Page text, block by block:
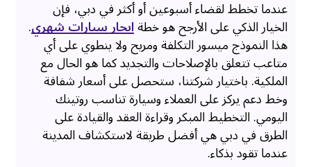
عندما تخطط لقضاء أسبوعين أو أكثر في دبي، فإن
الخيار الذكي على الأرجح هو خطةايجار سيارات شهري.
هذا النموذج ميسور التكلفة ومريح ولا ينطوي على أي
متاعب تتعلق بالإصلاحات والتجديد كما هو الحال مع
الملكية. باختيار شركتنا، ستحصل على أسعار شفافة
وخط دعم يركز على العملاء وسيارة تناسب روتينك
اليومي. التخطيط المبكر وقراءة العقد والقيادة على
الطرق في دبي هي أفضل طريقة لاستكشاف المدينة
عندما تقود بذكاء.